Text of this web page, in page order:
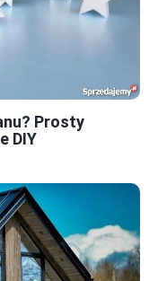
Prosty
DIY